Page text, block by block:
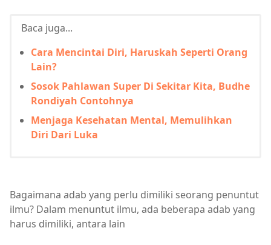
Baca juga...
Cara Mencintai Diri, Haruskah Seperti Orang
Lain?
Sosok Pahlawan Super Di Sekitar Kita, Budhe
Rondiyah Contohnya
Menjaga Kesehatan Mental, Memulihkan
Diri Dari Luka
Bagaimana adab yang perlu dimiliki seorang penuntut
ilmu? Dalam menuntut ilmu, ada beberapa adab yang
harus dimiliki, antara lain